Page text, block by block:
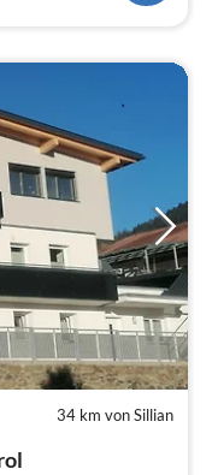
34 km von Sillian